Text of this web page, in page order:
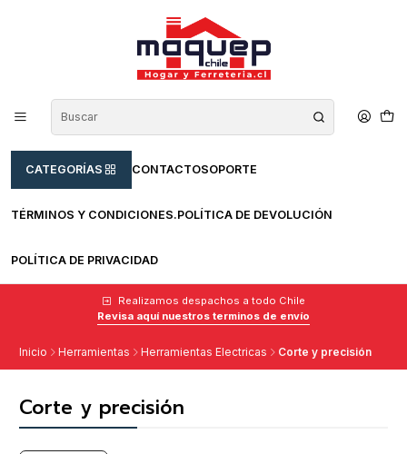
CATEGORÍAS CONTACTOSOPORTE
TÉRMINOS Y CONDICIONES.POLÍTICA DE DEVOLUCIÓN
POLÍTICA DE PRIVACIDAD
Realizamos despachos a todo Chile
Revisa aquí nuestros terminos de envío
Inicio Herramientas Herramientas Electricas Corte y precisión
Corte y precisión